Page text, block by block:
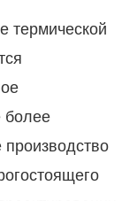
термической
более